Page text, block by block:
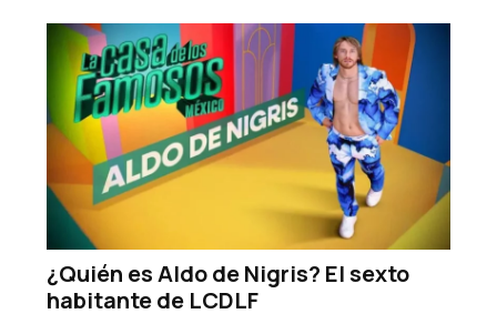
¿Quién es Aldo de Nigris? El sexto
habitante de LCDLF